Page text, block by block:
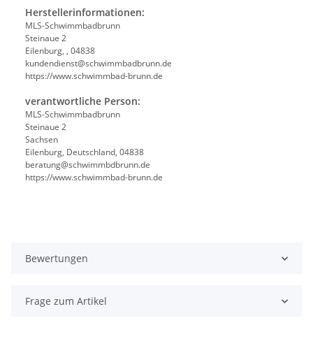
Herstellerinformationen:
MLS-Schwimmbadbrunn
Steinaue 2
Eilenburg, , 04838
kundendienst@schwimmbadbrunn.de
https://www.schwimmbad-brunn.de
verantwortliche Person:
MLS-Schwimmbadbrunn
Steinaue 2
Sachsen
Eilenburg, Deutschland, 04838
beratung@schwimmbdbrunn.de
https://www.schwimmbad-brunn.de
Bewertungen
Frage zum Artikel